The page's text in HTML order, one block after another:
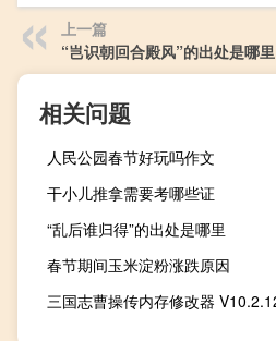
上一篇
“岂识朝回合殿风”的出处是哪里
相关问题
人民公园春节好玩吗作文
干小儿推拿需要考哪些证
“乱后谁归得”的出处是哪里
春节期间玉米淀粉涨跌原因